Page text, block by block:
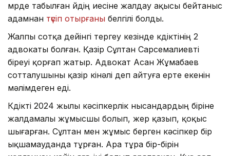
мүрде табылған үйдің иесіне жалдау ақысы бейтаныс
адамнан түсіп отырғаны белгілі болды.
Жалпы сотқа дейінгі тергеу кезінде күдіктінің 2
адвокаты болған. Қазір Сұлтан Сарсемалиевті
біреуі қорғап жатыр. Адвокат Асан Жұмабаев
сотталушыны қазір кінәлі деп айтуға ерте екенін
мәлімдеген еді.
Күдікті 2024 жылы кәсіпкерлік нысандардың біріне
жалдамалы жұмысшы болып, жер қазып, қоқыс
шығарған. Сұлтан мен жұмыс берген кәсіпкер бір
ықшамауданда тұрған. Ара тұра бір-бірін